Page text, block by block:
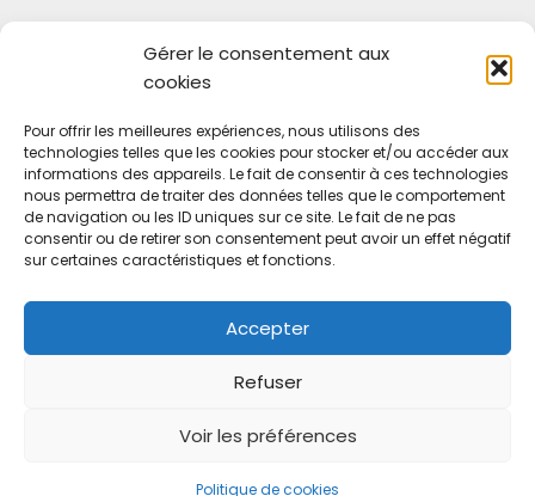
Gérer le consentement aux
cookies
Pour offrir les meilleures expériences, nous utilisons des
technologies telles que les cookies pour stocker et/ou accéder aux
informations des appareils. Le fait de consentir à ces technologies
nous permettra de traiter des données telles que le comportement
de navigation ou les ID uniques sur ce site. Le fait de ne pas
consentir ou de retirer son consentement peut avoir un effet négatif
sur certaines caractéristiques et fonctions.
Accepter
Refuser
Voir les préférences
Politique de cookies
Soule
28 11 91
NOS COMPÉTENCES
QUI-SOMMES-NOUS ?
ATS - L'Atelier Textile et Sublimation © Copyright 2026